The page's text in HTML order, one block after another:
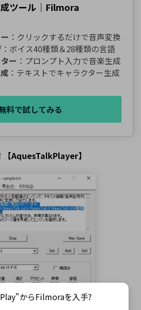
ツール｜Filmora
：クリックするだけで音声変換
：ボイス40種類＆28種類の言語
ー ：プロンプト入力で音楽生成
：テキストでキャラクター生成
料で試してみる
【AquesTalkPlayer】
からFilmoraを入手?